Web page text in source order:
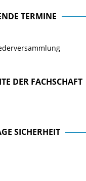
TERMINE
DER FACHSCHAFT
SICHERHEIT